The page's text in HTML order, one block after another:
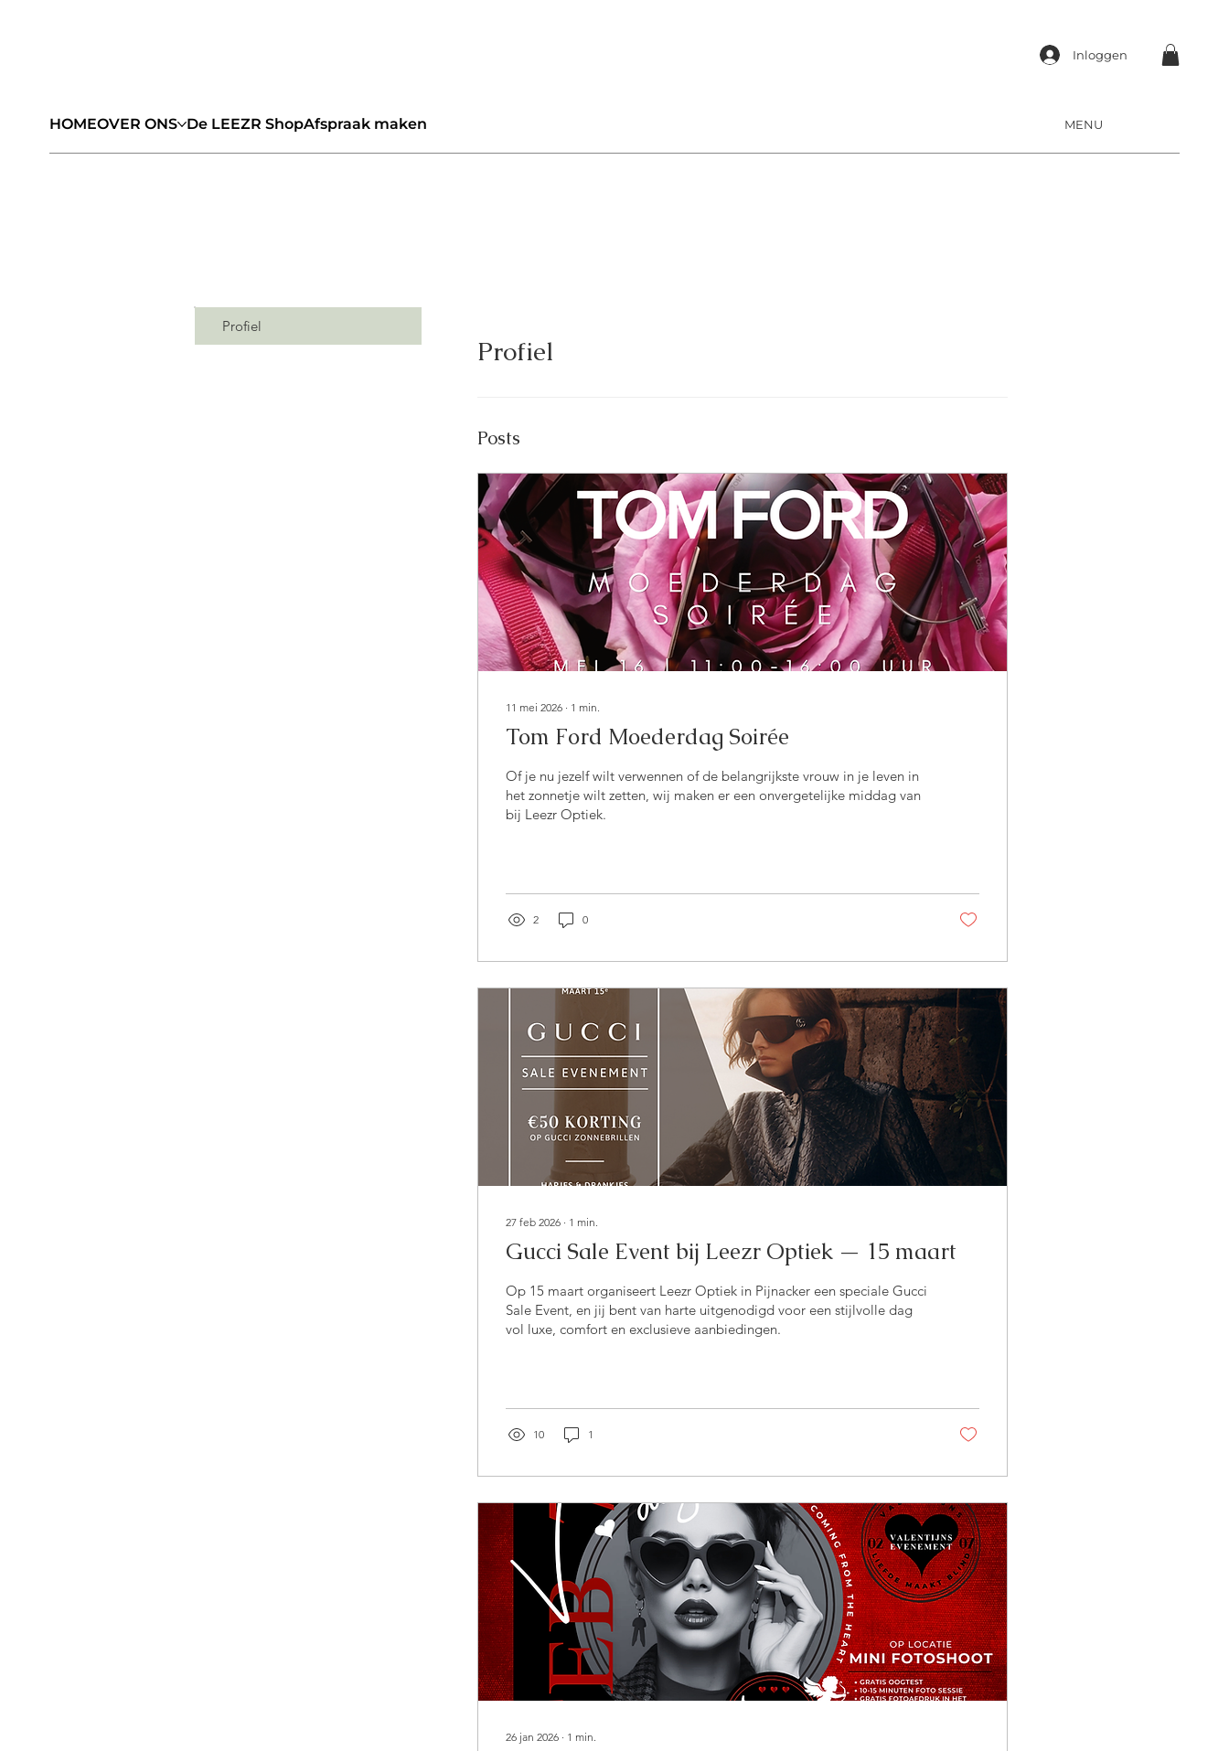
Inloggen
HOMEOVER ONS De LEEZR ShopAfspraak maken MENU
Profiel
Profiel
Posts
11 mei 2026 ∙ 1 min.
Tom Ford Moederdag Soirée
Of je nu jezelf wilt verwennen of de belangrijkste vrouw in je leven in
het zonnetje wilt zetten, wij maken er een onvergetelijke middag van
bij Leezr Optiek.
2 0
27 feb 2026 ∙ 1 min.
Gucci Sale Event bij Leezr Optiek — 15 maart
Op 15 maart organiseert Leezr Optiek in Pijnacker een speciale Gucci
Sale Event, en jij bent van harte uitgenodigd voor een stijlvolle dag
vol luxe, comfort en exclusieve aanbiedingen.
10 1
26 jan 2026 ∙ 1 min.